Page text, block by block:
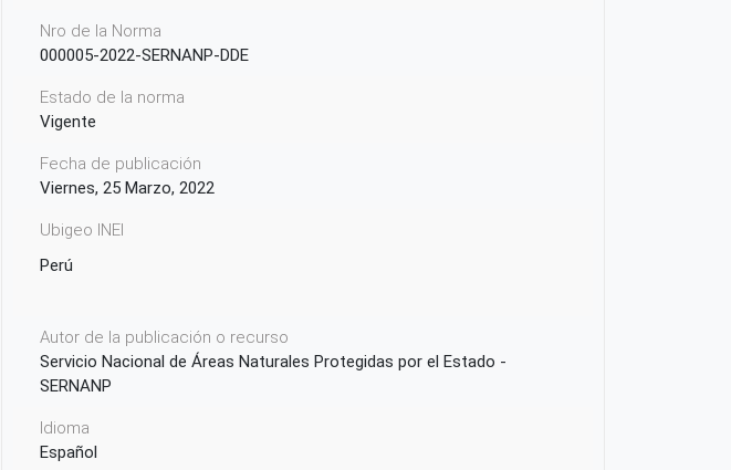
Nro de la Norma
000005-2022-SERNANP-DDE
Estado de la norma
Vigente
Fecha de publicación
Viernes, 25 Marzo, 2022
Ubigeo INEI
Perú
Autor de la publicación o recurso
Servicio Nacional de Áreas Naturales Protegidas por el Estado -
SERNANP
Idioma
Español